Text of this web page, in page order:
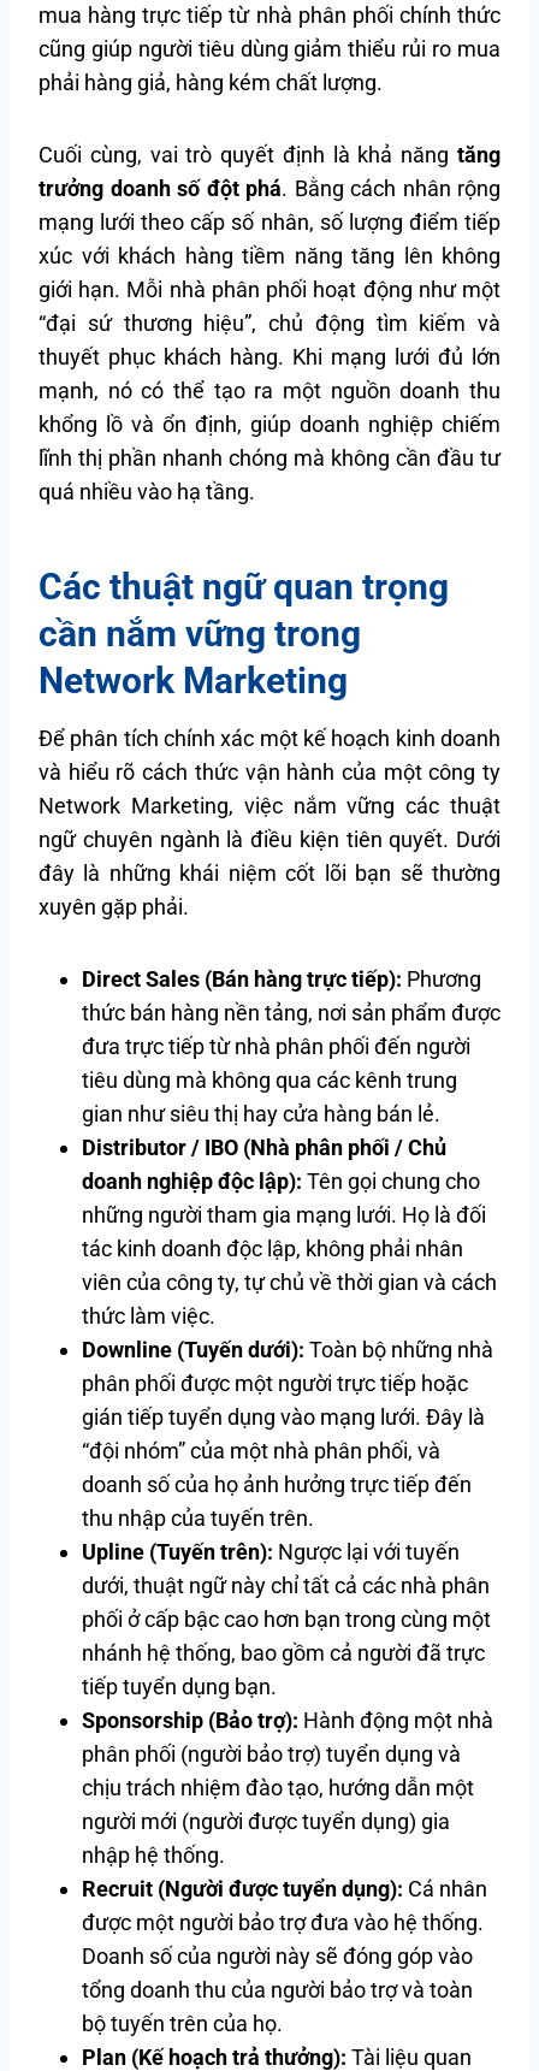
mua hàng trực tiếp từ nhà phân phối chính thức
cũng giúp người tiêu dùng giảm thiểu rủi ro mua
phải hàng giả, hàng kém chất lượng.
Cuối cùng, vai trò quyết định là khả năng tăng
trưởng doanh số đột phá. Bằng cách nhân rộng
mạng lưới theo cấp số nhân, số lượng điểm tiếp
xúc với khách hàng tiềm năng tăng lên không
giới hạn. Mỗi nhà phân phối hoạt động như một
“đại sứ thương hiệu”, chủ động tìm kiếm và
thuyết phục khách hàng. Khi mạng lưới đủ lớn
mạnh, nó có thể tạo ra một nguồn doanh thu
khổng lồ và ổn định, giúp doanh nghiệp chiếm
lĩnh thị phần nhanh chóng mà không cần đầu tư
quá nhiều vào hạ tầng.
Các thuật ngữ quan trọng
cần nắm vững trong
Network Marketing
Để phân tích chính xác một kế hoạch kinh doanh
và hiểu rõ cách thức vận hành của một công ty
Network Marketing, việc nắm vững các thuật
ngữ chuyên ngành là điều kiện tiên quyết. Dưới
đây là những khái niệm cốt lõi bạn sẽ thường
xuyên gặp phải.
Direct Sales (Bán hàng trực tiếp): Phương
thức bán hàng nền tảng, nơi sản phẩm được
đưa trực tiếp từ nhà phân phối đến người
tiêu dùng mà không qua các kênh trung
gian như siêu thị hay cửa hàng bán lẻ.
Distributor / IBO (Nhà phân phối / Chủ
doanh nghiệp độc lập): Tên gọi chung cho
những người tham gia mạng lưới. Họ là đối
tác kinh doanh độc lập, không phải nhân
viên của công ty, tự chủ về thời gian và cách
thức làm việc.
Downline (Tuyến dưới): Toàn bộ những nhà
phân phối được một người trực tiếp hoặc
gián tiếp tuyển dụng vào mạng lưới. Đây là
“đội nhóm” của một nhà phân phối, và
doanh số của họ ảnh hưởng trực tiếp đến
thu nhập của tuyến trên.
Upline (Tuyến trên): Ngược lại với tuyến
dưới, thuật ngữ này chỉ tất cả các nhà phân
phối ở cấp bậc cao hơn bạn trong cùng một
nhánh hệ thống, bao gồm cả người đã trực
tiếp tuyển dụng bạn.
Sponsorship (Bảo trợ): Hành động một nhà
phân phối (người bảo trợ) tuyển dụng và
chịu trách nhiệm đào tạo, hướng dẫn một
người mới (người được tuyển dụng) gia
nhập hệ thống.
Recruit (Người được tuyển dụng): Cá nhân
được một người bảo trợ đưa vào hệ thống.
Doanh số của người này sẽ đóng góp vào
tổng doanh thu của người bảo trợ và toàn
bộ tuyến trên của họ.
Plan (Kế hoạch trả thưởng): Tài liệu quan